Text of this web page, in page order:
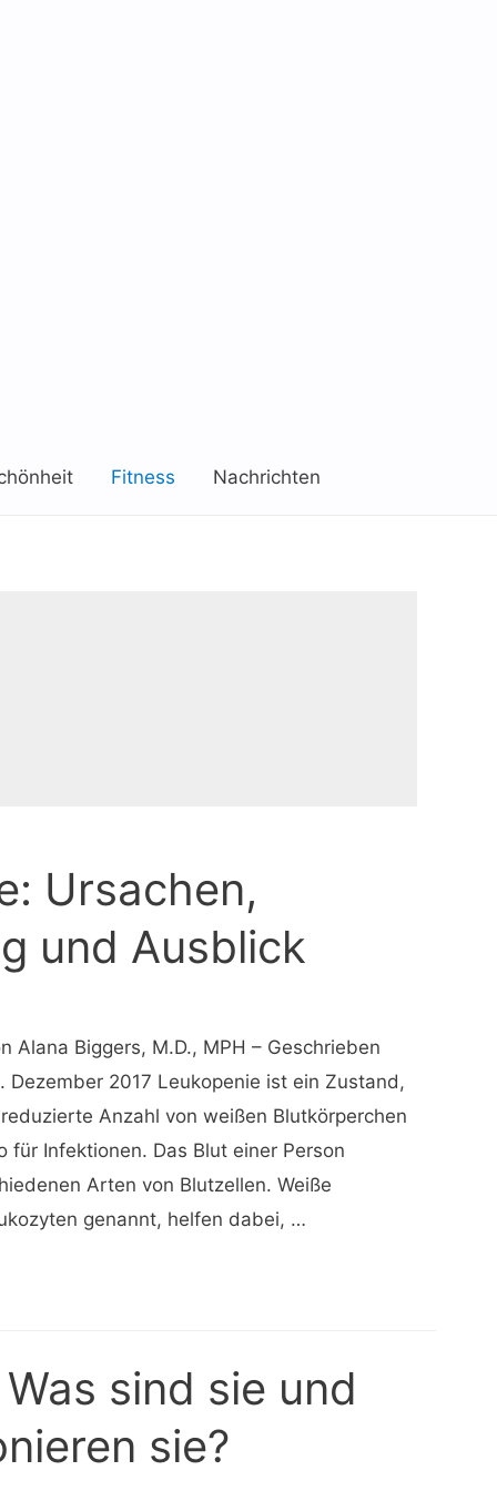
Fitness Nachrichten
Ursachen,
und Ausblick
Alana Biggers, M.D., MPH – Geschrieben
Dezember 2017 Leukopenie ist ein Zustand,
Anzahl von weißen Blutkörperchen
für Infektionen. Das Blut einer Person
Arten von Blutzellen. Weiße
genannt, helfen dabei, …
sind sie und
sie?